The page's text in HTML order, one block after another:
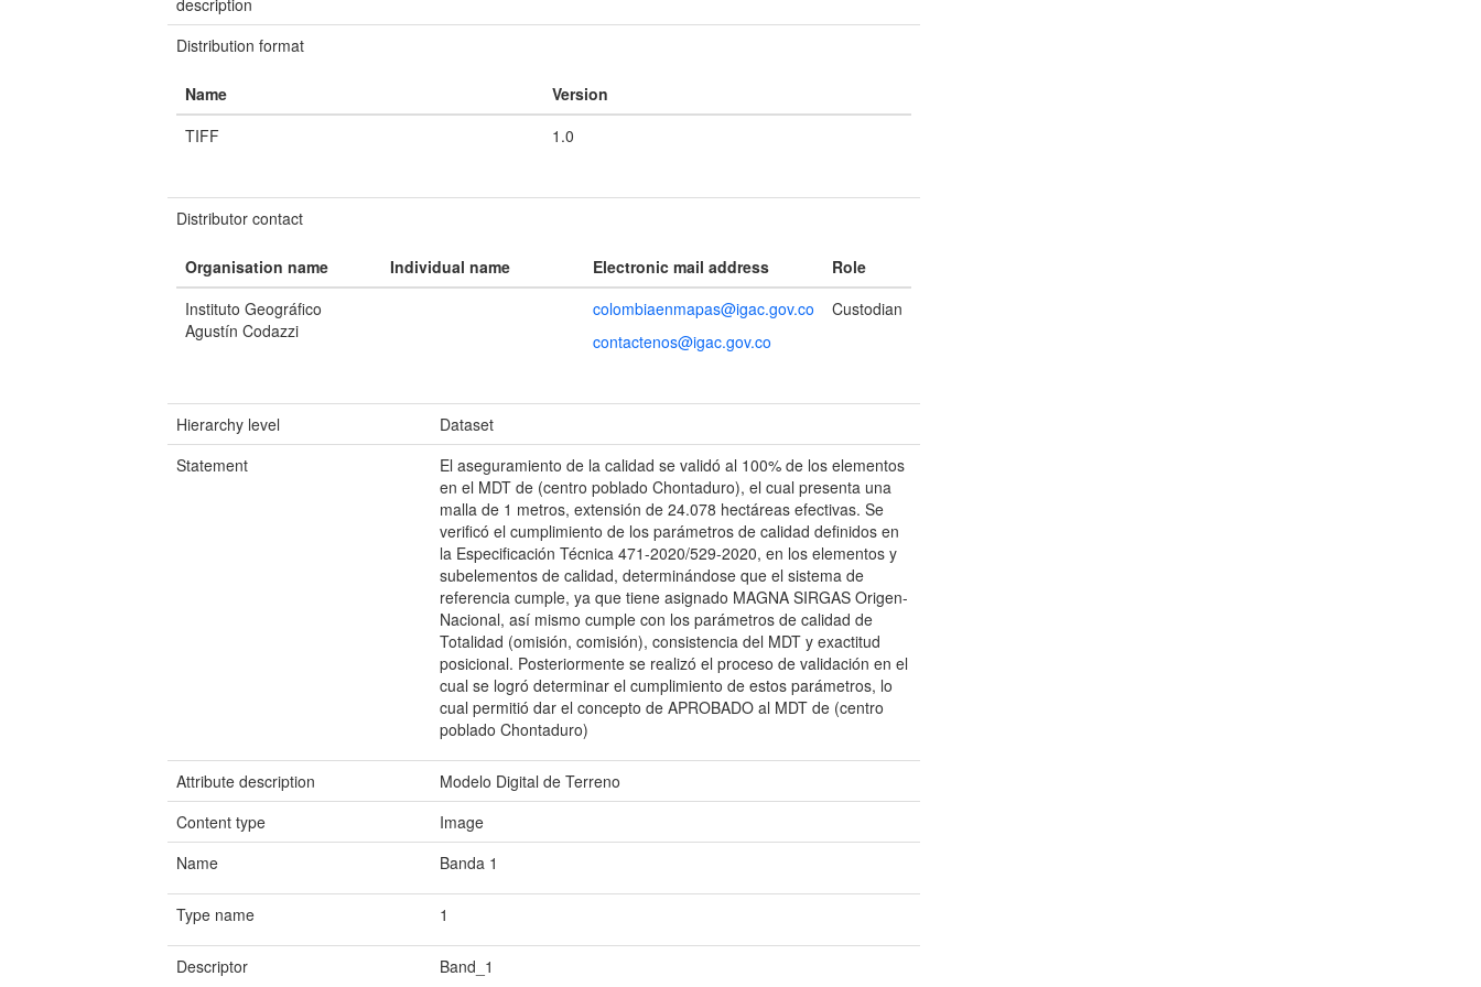
description
Distribution format
Name
Version
TIFF
1.0
Distributor contact
Organisation name Individual name Electronic mail address
Role
Instituto Geográfico
Agustín Codazzi
colombiaenmapas@igac.gov.co
contactenos@igac.gov.co
Custodian
Hierarchy level
Dataset
Statement
El aseguramiento de la calidad se validó al 100% de los elementos
en el MDT de (centro poblado Chontaduro), el cual presenta una
malla de 1 metros, extensión de 24.078 hectáreas efectivas. Se
verificó el cumplimiento de los parámetros de calidad definidos en
la Especificación Técnica 471-2020/529-2020, en los elementos y
subelementos de calidad, determinándose que el sistema de
referencia cumple, ya que tiene asignado MAGNA SIRGAS Origen-
Nacional, así mismo cumple con los parámetros de calidad de
Totalidad (omisión, comisión), consistencia del MDT y exactitud
posicional. Posteriormente se realizó el proceso de validación en el
cual se logró determinar el cumplimiento de estos parámetros, lo
cual permitió dar el concepto de APROBADO al MDT de (centro
poblado Chontaduro)
Attribute description
Modelo Digital de Terreno
Content type
Image
Name
Banda 1
Type name 1
Descriptor Band_1